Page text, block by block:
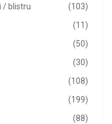
(103)
/ blistru
(11)
(50)
(30)
(108)
(199)
(88)